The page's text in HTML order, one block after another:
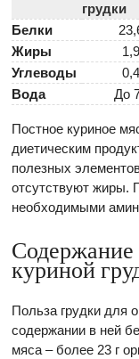
грудки
Белки
Жиры
1,9
Углеводы
0,4
Вода
До
Постное куриное
диетическим
полезных
отсутствуют жиры.
необходимыми
Содержание
куриной
Польза грудки для
содержании в ней
мяса – более 23 г